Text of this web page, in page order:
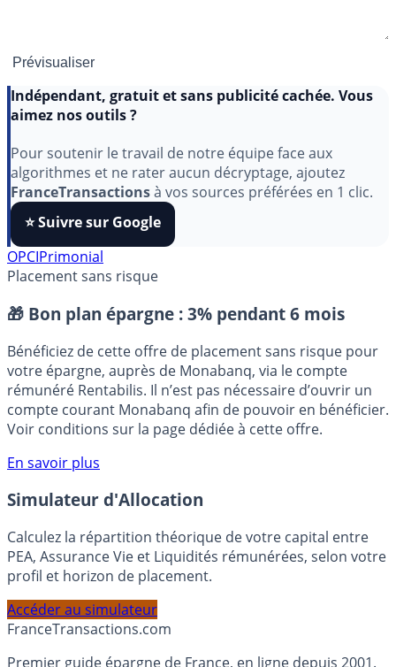
Indépendant, gratuit et sans publicité cachée. Vous
Pour soutenir le travail de notre équipe face aux
algorithmes et ne rater aucun décryptage, ajoutez
FranceTransactionsà vos sources préférées en 1 clic.
⭐️ Suivre sur Google
OPCIPrimonial
Placement sans risque
🎁 Bon plan épargne : 3% pendant 6 mois
Bénéficiez de cette offre de placement sans risque pour
votre épargne, auprès de Monabanq, via le compte
rémunéré Rentabilis. Il n’est pas nécessaire d’ouvrir un
compte courant Monabanq afin de pouvoir en bénéficier.
Voir conditions sur la page dédiée à cette offre.
En savoir plus
Simulateur d'Allocation
Calculez la répartition théorique de votre capital entre
PEA, Assurance Vie et Liquidités rémunérées, selon votre
profil et horizon de placement.
Accéder au simulateur
FranceTransactions.com